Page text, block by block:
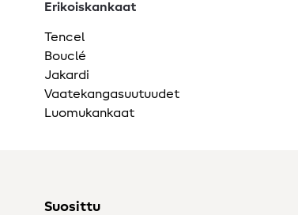
Erikoiskankaat
Tencel
Bouclé
Jakardi
Vaatekangasuutuudet
Luomukankaat
Suosittu